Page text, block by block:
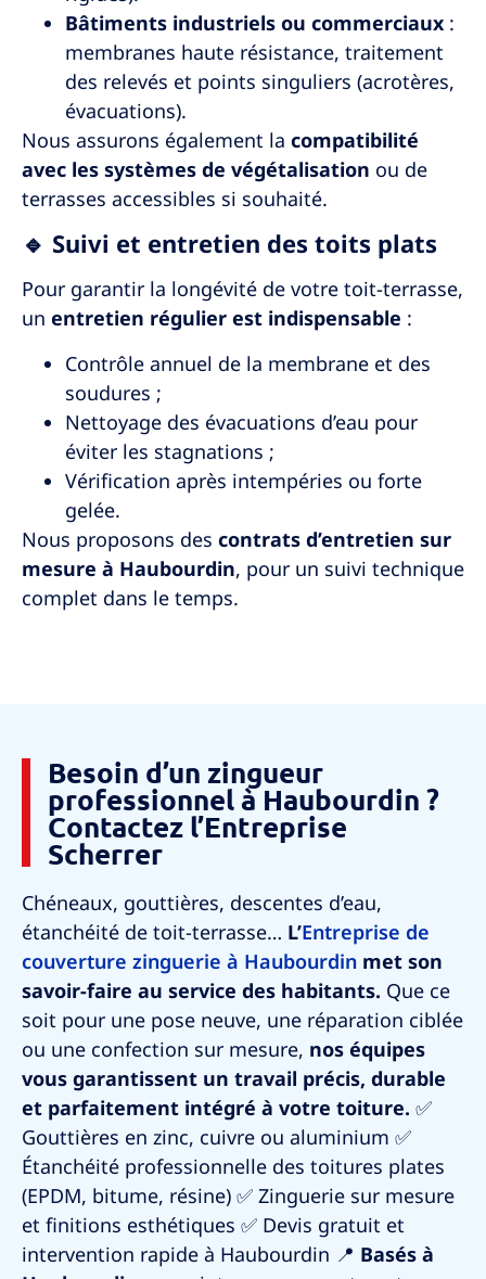
Bâtiments industriels ou commerciaux :
membranes haute résistance, traitement
des relevés et points singuliers (acrotères,
évacuations).
Nous assurons également la compatibilité
avec les systèmes de végétalisation ou de
terrasses accessibles si souhaité.
🔹 Suivi et entretien des toits plats
Pour garantir la longévité de votre toit-terrasse,
un entretien régulier est indispensable :
Contrôle annuel de la membrane et des
soudures ;
Nettoyage des évacuations d’eau pour
éviter les stagnations ;
Vérification après intempéries ou forte
gelée.
Nous proposons des contrats d’entretien sur
mesure à Haubourdin, pour un suivi technique
complet dans le temps.
Besoin d’un zingueur
professionnel à Haubourdin ?
Contactez l’Entreprise
Scherrer
Chéneaux, gouttières, descentes d’eau,
étanchéité de toit-terrasse… L’Entreprise de
couverture zinguerie à Haubourdin met son
savoir-faire au service des habitants. Que ce
soit pour une pose neuve, une réparation ciblée
ou une confection sur mesure, nos équipes
vous garantissent un travail précis, durable
et parfaitement intégré à votre toiture. ✅
Gouttières en zinc, cuivre ou aluminium ✅
Étanchéité professionnelle des toitures plates
(EPDM, bitume, résine) ✅ Zinguerie sur mesure
et finitions esthétiques ✅ Devis gratuit et
intervention rapide à Haubourdin 📍 Basés à